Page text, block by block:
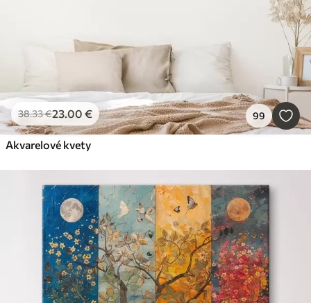
38.33€23.00 € 99
Akvarelové kvety